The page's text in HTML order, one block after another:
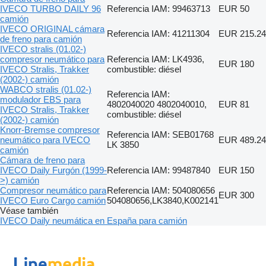
IVECO TURBO DAILY 96
camión
Referencia IAM: 99463713
EUR 50
IVECO ORIGINAL cámara
de freno para camión
Referencia IAM: 41211304
EUR 215.24
IVECO stralis (01.02-)
compresor neumático para
IVECO Stralis, Trakker
(2002-) camión
Referencia IAM: LK4936,
combustible: diésel
EUR 180
WABCO stralis (01.02-)
modulador EBS para
IVECO Stralis, Trakker
(2002-) camión
Referencia IAM:
4802040020 4802040010,
combustible: diésel
EUR 81
Knorr-Bremse compresor
neumático para IVECO
camión
Referencia IAM: SEB01768
LK 3850
EUR 489.24
Cámara de freno para
IVECO Daily Furgón (1999-
>) camión
Referencia IAM: 99487840
EUR 150
Compresor neumático para
IVECO Euro Cargo camión
Referencia IAM: 504080656
504080656,LK3840,K002141
EUR 300
Véase también
IVECO Daily neumática en España para camión